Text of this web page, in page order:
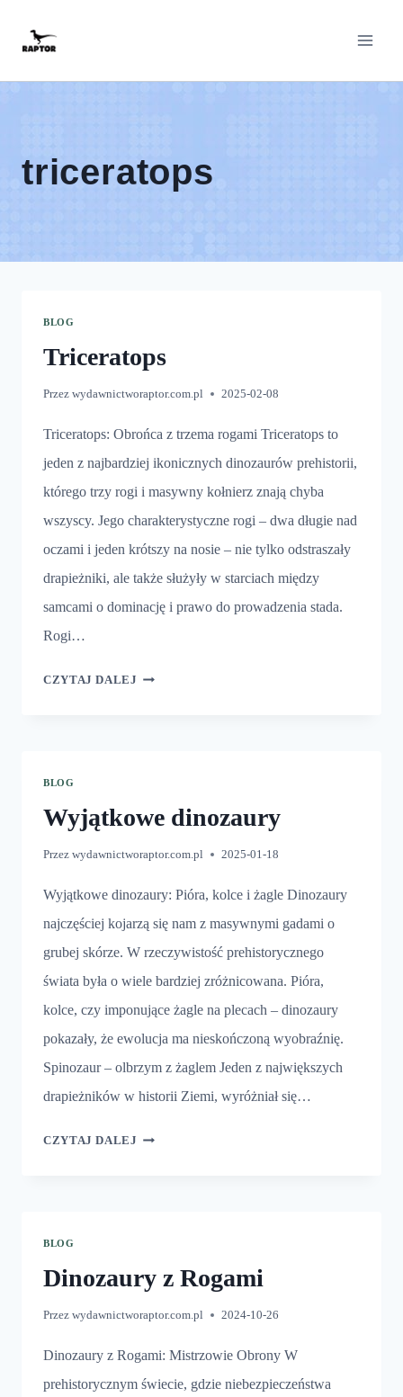
triceratops
BLOG
Triceratops
Przez wydawnictworaptor.com.pl 2025-02-08
Triceratops: Obrońca z trzema rogami Triceratops to
jeden z najbardziej ikonicznych dinozaurów prehistorii,
którego trzy rogi i masywny kołnierz znają chyba
wszyscy. Jego charakterystyczne rogi – dwa długie nad
oczami i jeden krótszy na nosie – nie tylko odstraszały
drapieżniki, ale także służyły w starciach między
samcami o dominację i prawo do prowadzenia stada.
Rogi…
CZYTAJ DALEJ TRICERATOPS
BLOG
Wyjątkowe dinozaury
Przez wydawnictworaptor.com.pl 2025-01-18
Wyjątkowe dinozaury: Pióra, kolce i żagle Dinozaury
najczęściej kojarzą się nam z masywnymi gadami o
grubej skórze. W rzeczywistość prehistorycznego
świata była o wiele bardziej zróżnicowana. Pióra,
kolce, czy imponujące żagle na plecach – dinozaury
pokazały, że ewolucja ma nieskończoną wyobraźnię.
Spinozaur – olbrzym z żaglem Jeden z największych
drapieżników w historii Ziemi, wyróżniał się…
CZYTAJ DALEJ WYJĄTKOWE
BLOG
Dinozaury z Rogami
Przez wydawnictworaptor.com.pl 2024-10-26
Dinozaury z Rogami: Mistrzowie Obrony W
prehistorycznym świecie, gdzie niebezpieczeństwa